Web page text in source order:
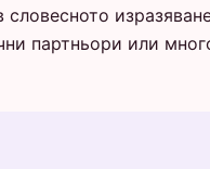
партньори или